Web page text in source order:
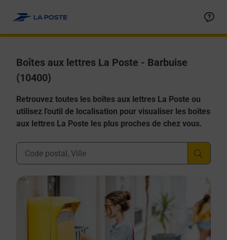
Boîtes aux lettres La Poste - Barbuise
(10400)
Retrouvez toutes les boîtes aux lettres La Poste ou
utilisez l'outil de localisation pour visualiser les boîtes
aux lettres La Poste les plus proches de chez vous.
Ville, Département, Code Postal